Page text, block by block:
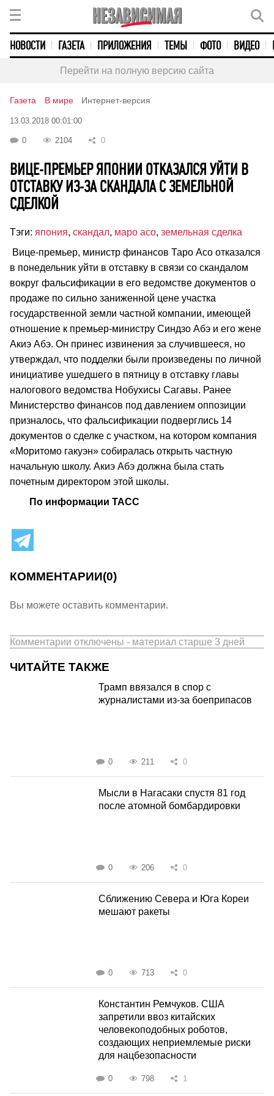
НОВОСТИ ГАЗЕТА ПРИЛОЖЕНИЯ ТЕМЫ ФОТО ВИДЕО
Перейти на полную версию сайта
Газета В мире Интернет-версия
13.03.2018 00:01:00
0 2104 0
ВИЦЕ-ПРЕМЬЕР ЯПОНИИ ОТКАЗАЛСЯ УЙТИ В
ОТСТАВКУ ИЗ-ЗА СКАНДАЛА С ЗЕМЕЛЬНОЙ
СДЕЛКОЙ
Тэги: япония, скандал, маро асо, земельная сделка
Вице-премьер, министр финансов Таро Асо отказался
в понедельник уйти в отставку в связи со скандалом
вокруг фальсификации в его ведомстве документов о
продаже по сильно заниженной цене участка
государственной земли частной компании, имеющей
отношение к премьер-министру Синдзо Абэ и его жене
Акиэ Абэ. Он принес извинения за случившееся, но
утверждал, что подделки были произведены по личной
инициативе ушедшего в пятницу в отставку главы
налогового ведомства Нобухисы Сагавы. Ранее
Министерство финансов под давлением оппозиции
призналось, что фальсификации подверглись 14
документов о сделке с участком, на котором компания
«Моритомо гакуэн» собиралась открыть частную
начальную школу. Акиэ Абэ должна была стать
почетным директором этой школы.
По информации ТАСС
КОММЕНТАРИИ(0)
Вы можете оставить комментарии.
Комментарии отключены - материал старше 3 дней
ЧИТАЙТЕ ТАКЖЕ
Трамп ввязался в спор с
журналистами из-за боеприпасов
0 211 0
Мысли в Нагасаки спустя 81 год
после атомной бомбардировки
0 206 0
Сближению Севера и Юга Кореи
мешают ракеты
0 713 0
Константин Ремчуков. США
запретили ввоз китайских
человекоподобных роботов,
создающих неприемлемые риски
для нацбезопасности
0 798 1